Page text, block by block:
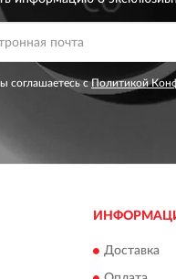
соглашаетесь сПолитикой
Доставка